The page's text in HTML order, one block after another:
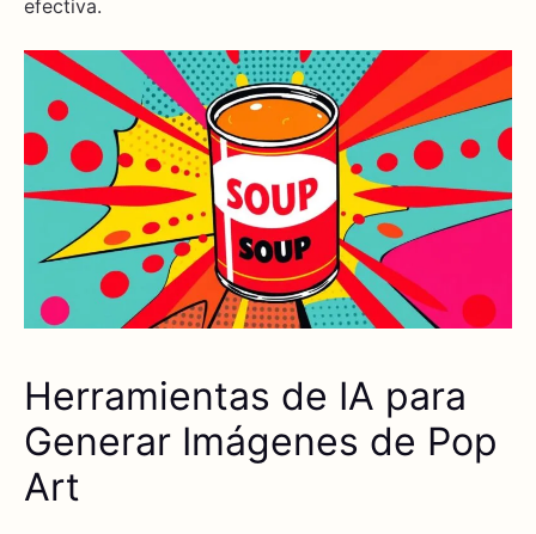
efectiva.
Herramientas de IA para
Generar Imágenes de Pop
Art